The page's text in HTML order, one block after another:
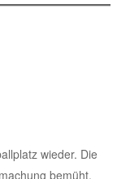
wieder. Die
bemüht,